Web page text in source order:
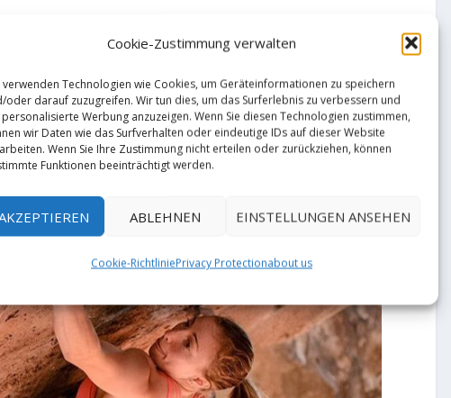
Cookie-Zustimmung verwalten
verwenden Technologien wie Cookies, um Geräteinformationen zu speichern
oder darauf zuzugreifen. Wir tun dies, um das Surferlebnis zu verbessern und
Werbung anzuzeigen. Wenn Sie diesen Technologien zustimmen,
wir Daten wie das Surfverhalten oder eindeutige IDs auf dieser Website
Wenn Sie Ihre Zustimmung nicht erteilen oder zurückziehen, können
Funktionen beeinträchtigt werden.
ABLEHNEN EINSTELLUNGEN ANSEHEN
Cookie-RichtliniePrivacy Protectionabout us
#terrex@fiveten_official